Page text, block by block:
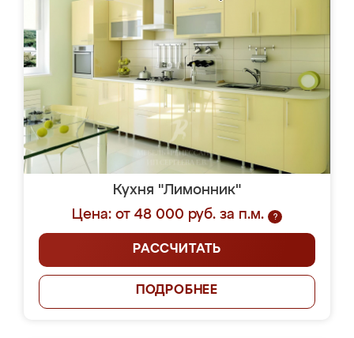
Кухня "Лимонник"
Цена: от 48 000 руб. за п.м.
?
РАССЧИТАТЬ
ПОДРОБНЕЕ